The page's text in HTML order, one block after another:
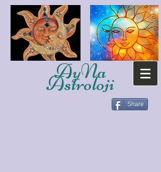
AyNa
Astroloji
Share